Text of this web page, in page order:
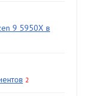
9 5950X в
2